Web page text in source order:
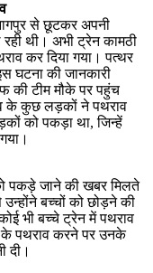
से छूटकर अपनी
रही थी। अभी ट्रेन कामठी
कर दिया गया। पत्थर
घटना की जानकारी
की टीम मौके पर पहुंच
के कुछ लड़कों ने पथराव
को पकड़ा था, जिन्हें
पकड़े जाने की खबर मिलते
बच्चों को छोड़ने की
भी बच्चे ट्रेन में पथराव
के पथराव करने पर उनके
दी।